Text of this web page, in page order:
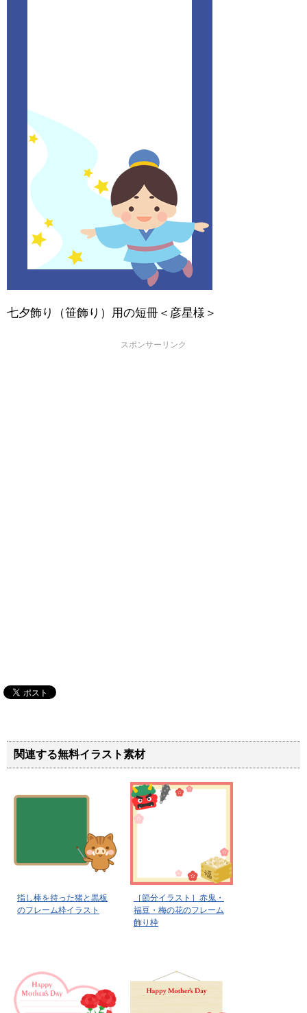
七夕飾り（笹飾り）用の短冊＜彦星様＞
スポンサーリンク
関連する無料イラスト素材
指し棒を持った猪と黒板
のフレーム枠イラスト
［節分イラスト］赤鬼・
福豆・梅の花のフレーム
飾り枠